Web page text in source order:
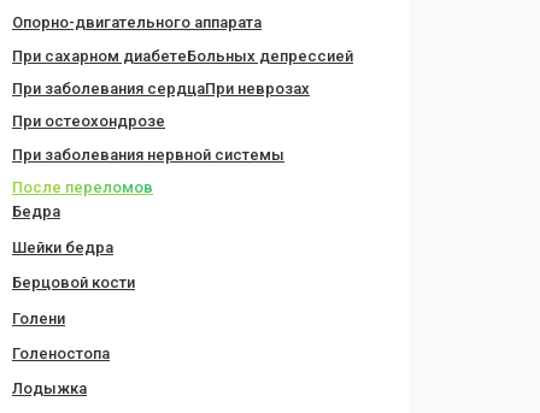
Опорно-двигательного аппарата
При сахарном диабетеБольных депрессией
При заболевания сердцаПри неврозах
При остеохондрозе
При заболевания нервной системы
После переломов
Бедра
Шейки бедра
Берцовой кости
Голени
Голеностопа
Лодыжка